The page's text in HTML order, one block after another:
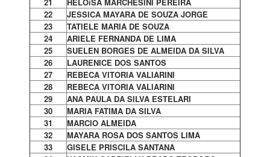
22
JESSICA MAYARA DE SOUZA JORGE
23
TATIELE MARIA DE SOUZA
24
ARIELE FERNANDA DE LIMA
25
SUELEN BORGES DE ALMEIDA DA SILVA
26
LAURENICE DOS SANTOS
27
REBECA VITORIA VALIARINI
28
REBECA VITORIA VALIARINI
29
ANA PAULA DA SILVA ESTELARI
30
MARIA FATIMA DA SILVA
31
MARCIO ALMEIDA
32
MAYARA ROSA DOS SANTOS LIMA
33
GISELE PRISCILA SANTANA